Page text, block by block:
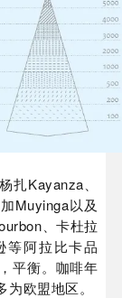
扎Kayanza、
Muyinga以及
、卡杜拉
等阿拉比卡品
平衡。咖啡年
欧盟地区。